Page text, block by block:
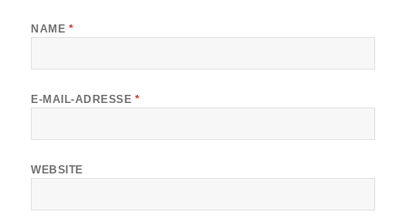
NAME *
E-MAIL-ADRESSE *
WEBSITE